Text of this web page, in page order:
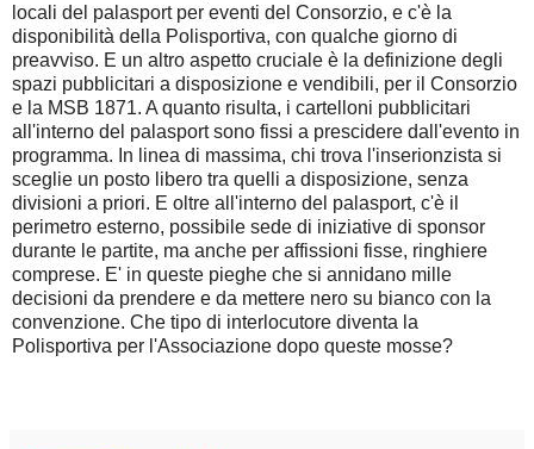
locali del palasport per eventi del Consorzio, e c'è la
disponibilità della Polisportiva, con qualche giorno di
preavviso. E un altro aspetto cruciale è la definizione degli
spazi pubblicitari a disposizione e vendibili, per il Consorzio
e la MSB 1871. A quanto risulta, i cartelloni pubblicitari
all'interno del palasport sono fissi a prescidere dall'evento in
programma. In linea di massima, chi trova l'inserionzista si
sceglie un posto libero tra quelli a disposizione, senza
divisioni a priori. E oltre all'interno del palasport, c'è il
perimetro esterno, possibile sede di iniziative di sponsor
durante le partite, ma anche per affissioni fisse, ringhiere
comprese. E' in queste pieghe che si annidano mille
decisioni da prendere e da mettere nero su bianco con la
convenzione. Che tipo di interlocutore diventa la
Polisportiva per l'Associazione dopo queste mosse?